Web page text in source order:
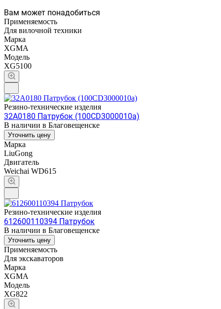
Вам может понадобиться
Применяемость
Для вилочной техники
Марка
XGMA
Модель
XG5100
Резино-технические изделия
32A0180 Патрубок (100CD3000010a)
В наличии в Благовещенске
Уточнить цену
Марка
LiuGong
Двигатель
Weichai WD615
Резино-технические изделия
612600110394 Патрубок
В наличии в Благовещенске
Уточнить цену
Применяемость
Для экскаваторов
Марка
XGMA
Модель
XG822